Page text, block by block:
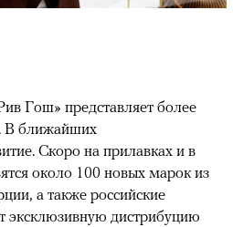
Гош» представляет более
В ближайших
Скоро на прилавках и в
около 100 новых марок из
а также российские
эксклюзивную дистрибуцию